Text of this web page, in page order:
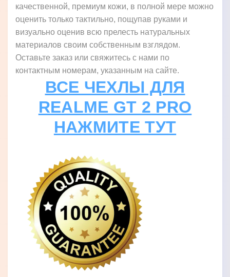
качественной, премиум кожи, в полной мере можно
оценить только тактильно, пощупав руками и
визуально оценив всю прелесть натуральных
материалов своим собственным взглядом.
Оставьте заказ или свяжитесь с нами по
контактным номерам, указанным на сайте.
ВСЕ ЧЕХЛЫ ДЛЯ
REALME GT 2 PRO
НАЖМИТЕ ТУТ